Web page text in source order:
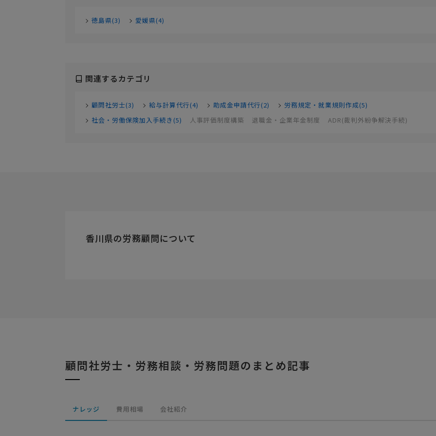
徳島県(3) 愛媛県(4)
関連するカテゴリ
顧問社労士(3) 給与計算代行(4) 助成金申請代行(2)
労務規定・就業規則作成(5)
社会・労働保険加入手続き(5)
人事評価制度構築 退職金・企業年金制度 ADR(裁判外紛争解決手続)
香川県の労務顧問について
顧問社労士・労務相談・労務問題のまとめ記事
ナレッジ 費用相場 会社紹介